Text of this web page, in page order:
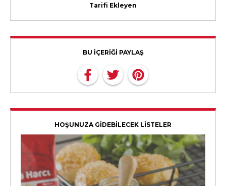
Tarifi Ekleyen
BU İÇERİĞİ PAYLAŞ
HOŞUNUZA GİDEBİLECEK LİSTELER